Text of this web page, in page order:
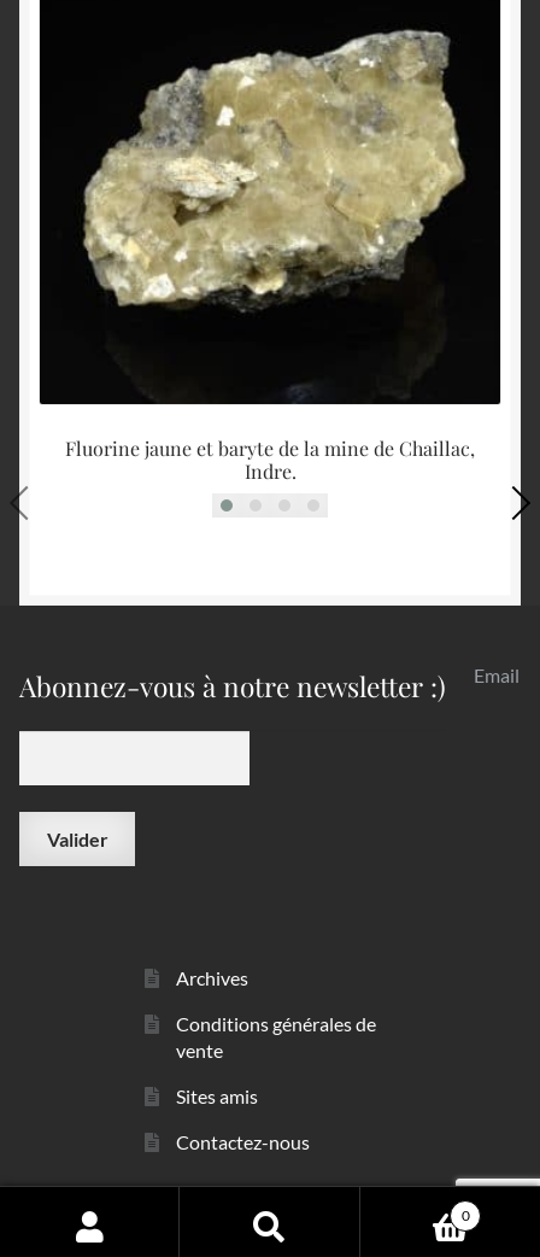
Fluorine jaune et baryte de la mine de Chaillac,
Indre.
Abonnez-vous à notre newsletter :) Email
Archives
Conditions générales de
vente
Sites amis
Contactez-nous
© sarl Les Minéraux 2006 - 2026
Search
0